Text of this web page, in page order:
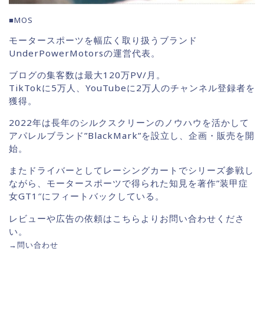
■MOS
モータースポーツを幅広く取り扱うブランド
UnderPowerMotorsの運営代表。
ブログの集客数は最大120万PV/月。
TikTokに5万人、YouTubeに2万人のチャンネル登録者を
獲得。
2022年は長年のシルクスクリーンのノウハウを活かして
アパレルブランド”BlackMark”を設立し、企画・販売を開
始。
またドライバーとしてレーシングカートでシリーズ参戦し
ながら、モータースポーツで得られた知見を著作”装甲症
女GT1″にフィートバックしている。
レビューや広告の依頼はこちらよりお問い合わせくださ
い。
→問い合わせ